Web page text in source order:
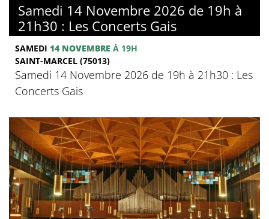
Samedi 14 Novembre 2026 de 19h à
21h30 : Les Concerts Gais
SAMEDI 14 NOVEMBRE À 19H
SAINT-MARCEL (75013)
Samedi 14 Novembre 2026 de 19h à 21h30 : Les
Concerts Gais